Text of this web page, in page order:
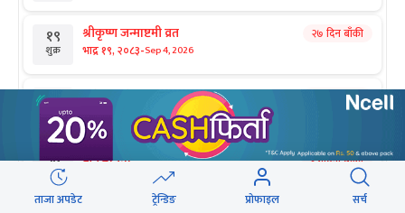
१९
शुक्र
श्रीकृष्ण जन्माष्टमी व्रत
भाद्र १९, २०८३-Sep 4, 2026
२७ दिन बाँकी
३
शनि
संविधान दिवस
असोज ३, २०८३-Sep 19, 2026
१ महिना बाँकी
२५
आइत
घटस्थापना
-Oct 11, 2026
२ महिना बाँकी
ताजा अपडेट ट्रेन्डिङ प्रोफाइल सर्च